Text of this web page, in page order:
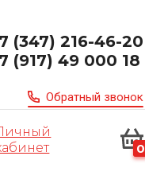
(347) 216-46-20
(917) 49 000 18
Обратный звонок
0